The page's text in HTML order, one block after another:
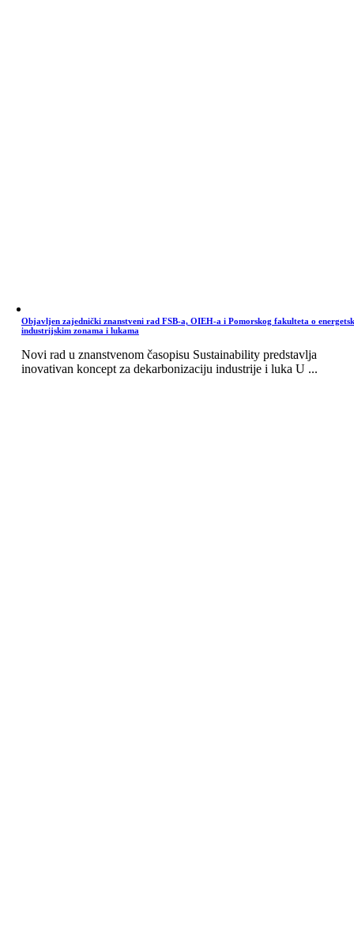
Objavljen zajednički znanstveni rad FSB-a, OIEH-a i Pomorskog fakulteta o
industrijskim zonama i lukama
Novi rad u znanstvenom časopisu Sustainability predstavlja
inovativan koncept za dekarbonizaciju industrije i luka U ...